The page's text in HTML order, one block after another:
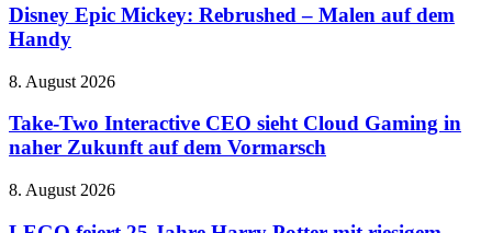
Old
Fashioned
neuen
Mickey:
Rebrushed
–
auf
Handy
Disney Epic Mickey: Rebrushed – Malen auf dem
Handy
Take-
Interactive
CEO
sieht
Gaming
8. August 2026
Take-Two Interactive CEO sieht Cloud Gaming in
naher Zukunft auf dem Vormarsch
LEGO
25
8. August 2026